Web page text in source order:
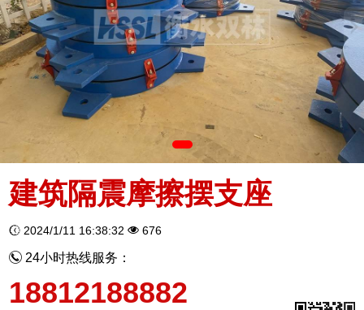
建筑隔震摩擦摆支座
2024/1/11 16:38:32 676
24小时热线服务：
18812188882